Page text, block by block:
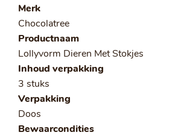
Merk
Chocolatree
Productnaam
Lollyvorm Dieren Met Stokjes
Inhoud verpakking
3 stuks
Verpakking
Doos
Bewaarcondities